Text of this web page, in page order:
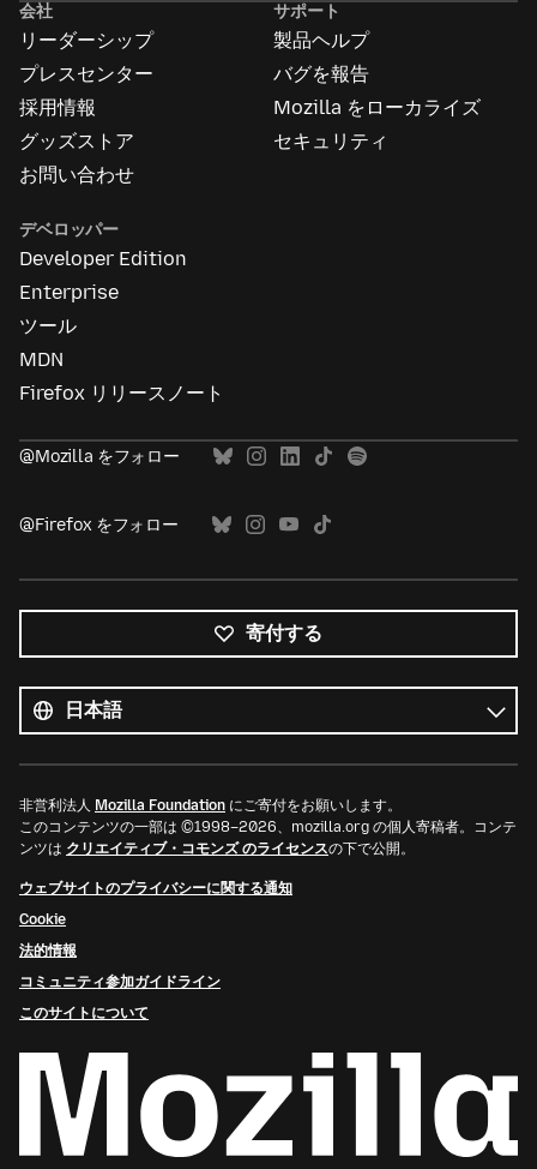
会社
リーダーシップ
プレスセンター
採用情報
グッズストア
お問い合わせ
サポート
製品ヘルプ
バグを報告
Mozilla をローカライズ
セキュリティ
デベロッパー
Developer Edition
Enterprise
ツール
MDN
Firefox リリースノート
@Mozilla をフォロー
@Firefox をフォロー
寄付する
べ
て
の
言
言
語
非営利法人 Mozilla Foundation にご寄付をお願いします。
このコンテンツの一部は ©1998–2026、mozilla.org の個人寄稿者。コンテ
ンツは クリエイティブ・コモンズ のライセンスの下で公開。
ウェブサイトのプライバシーに関する通知
Cookie
法的情報
コミュニティ参加ガイドライン
このサイトについて